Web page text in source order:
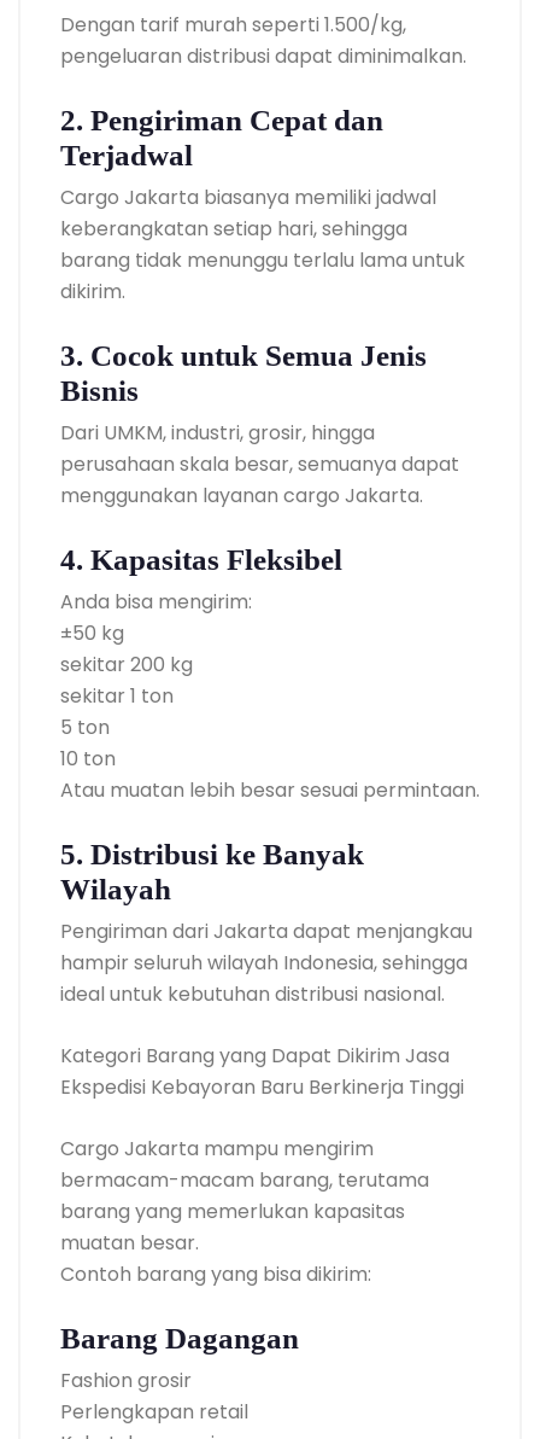
Dengan tarif murah seperti 1.500/kg,
pengeluaran distribusi dapat diminimalkan.
2. Pengiriman Cepat dan
Terjadwal
Cargo Jakarta biasanya memiliki jadwal
keberangkatan setiap hari, sehingga
barang tidak menunggu terlalu lama untuk
dikirim.
3. Cocok untuk Semua Jenis
Bisnis
Dari UMKM, industri, grosir, hingga
perusahaan skala besar, semuanya dapat
menggunakan layanan cargo Jakarta.
4. Kapasitas Fleksibel
Anda bisa mengirim:
±50 kg
sekitar 200 kg
sekitar 1 ton
5 ton
10 ton
Atau muatan lebih besar sesuai permintaan.
5. Distribusi ke Banyak
Wilayah
Pengiriman dari Jakarta dapat menjangkau
hampir seluruh wilayah Indonesia, sehingga
ideal untuk kebutuhan distribusi nasional.
Kategori Barang yang Dapat Dikirim Jasa
Ekspedisi Kebayoran Baru Berkinerja Tinggi
Cargo Jakarta mampu mengirim
bermacam-macam barang, terutama
barang yang memerlukan kapasitas
muatan besar.
Contoh barang yang bisa dikirim:
Barang Dagangan
Fashion grosir
Perlengkapan retail